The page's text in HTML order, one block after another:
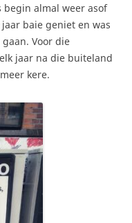
begin almal weer asof
baie geniet en was
Voor die
jaar na die buiteland
kere.